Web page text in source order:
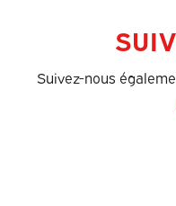
Suivez-nous